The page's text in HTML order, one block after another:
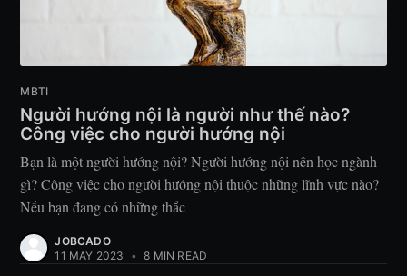
MBTI
Người hướng nội là người như thế nào?
Công việc cho người hướng nội
Bạn là một người hướng nội? Người hướng nội nên học ngành
gì? Công việc cho người hướng nội thuộc những lĩnh vực nào?
Nếu bạn đang có những thắc
JOBCADO
11 MAY 2023
• 8 MIN READ